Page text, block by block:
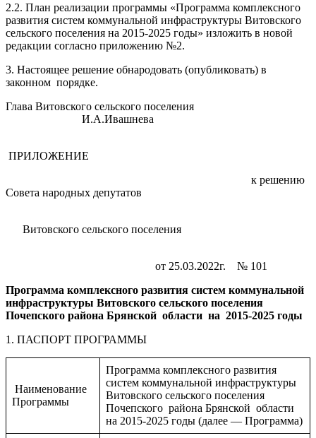
2.2. План реализации программы «Программа комплексного
развития систем коммунальной инфраструктуры Витовского
сельского поселения на 2015-2025 годы» изложить в новой
редакции согласно приложению №2.
3. Настоящее решение обнародовать (опубликовать) в
законном порядке.
Глава Витовского сельского поселения
И.А.Ивашнева
ПРИЛОЖЕНИЕ
к решению
Совета народных депутатов
Витовского сельского поселения
от 25.03.2022г. № 101
Программа комплексного развития систем коммунальной
инфраструктуры Витовского сельского поселения
Почепского района Брянской области на 2015-2025 годы
1. ПАСПОРТ ПРОГРАММЫ
Наименование
Программы
Программа комплексного развития
систем коммунальной инфраструктуры
Витовского сельского поселения
Почепского района Брянской области
на 2015-2025 годы (далее — Программа)